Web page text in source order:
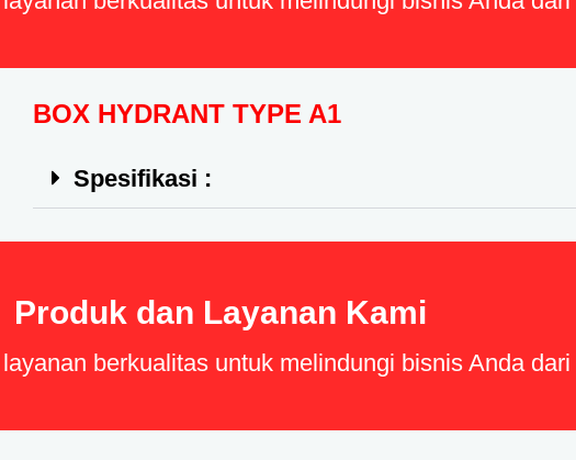
BOX HYDRANT TYPE A1
Spesifikasi :
Produk dan Layanan Kami
berkualitas untuk melindungi bisnis Anda